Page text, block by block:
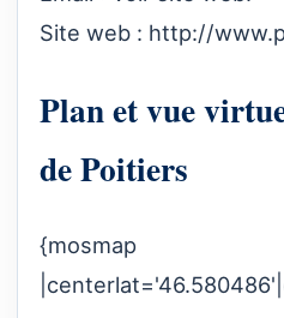
Site web : http://
Plan et vue
de Poitiers
{mosmap